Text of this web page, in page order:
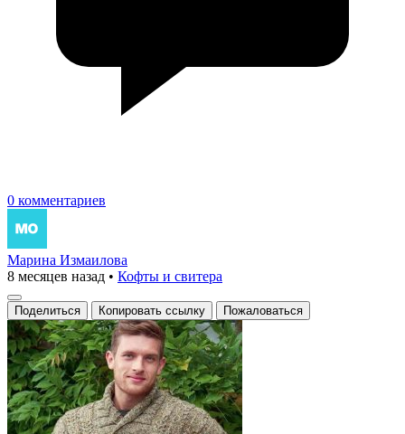
0 комментариев
Марина Измаилова
8 месяцев назад • Кофты и свитера
Поделиться Копировать ссылку Пожаловаться